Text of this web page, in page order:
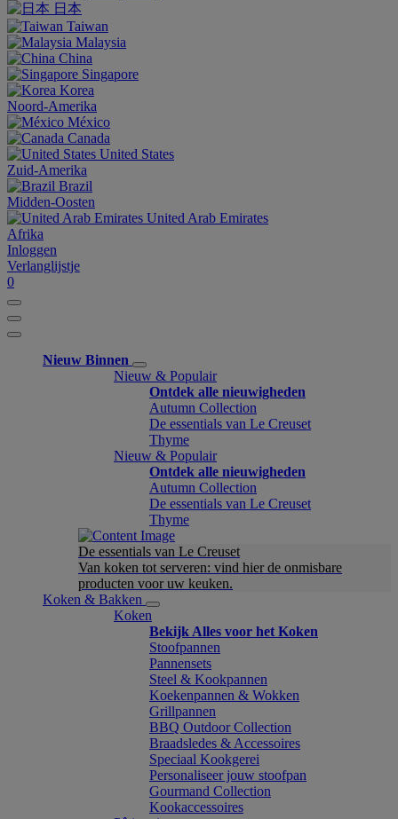
日本
Taiwan
Malaysia
China
Singapore
Korea
Noord-Amerika
México
Canada
United States
Zuid-Amerika
Brazil
Midden-Oosten
United Arab Emirates
Afrika
Inloggen
Verlanglijstje
0
Nieuw Binnen
Nieuw & Populair
Ontdek alle nieuwigheden
Autumn Collection
De essentials van Le Creuset
Thyme
Nieuw & Populair
Ontdek alle nieuwigheden
Autumn Collection
De essentials van Le Creuset
Thyme
De essentials van Le Creuset
Van koken tot serveren: vind hier de onmisbare
producten voor uw keuken.
Koken & Bakken
Koken
Bekijk Alles voor het Koken
Stoofpannen
Pannensets
Steel & Kookpannen
Koekenpannen & Wokken
Grillpannen
BBQ Outdoor Collection
Braadsledes & Accessoires
Speciaal Kookgerei
Personaliseer jouw stoofpan
Gourmand Collection
Kookaccessoires